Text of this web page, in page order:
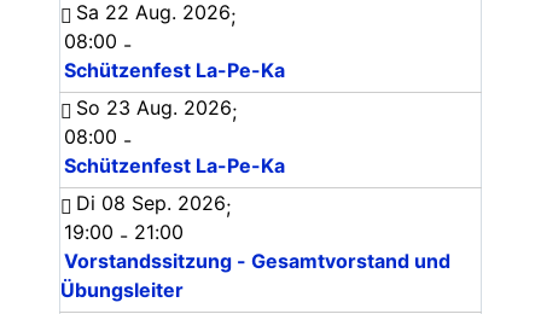
Sa 22 Aug. 2026;
08:00 -
Schützenfest La-Pe-Ka
So 23 Aug. 2026;
08:00 -
Schützenfest La-Pe-Ka
Di 08 Sep. 2026;
19:00 - 21:00
Vorstandssitzung - Gesamtvorstand und
Übungsleiter